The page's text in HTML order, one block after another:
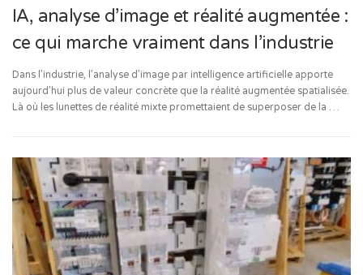
IA, analyse d’image et réalité augmentée :
ce qui marche vraiment dans l’industrie
Dans l’industrie, l’analyse d’image par intelligence artificielle apporte
aujourd’hui plus de valeur concrète que la réalité augmentée spatialisée.
Là où les lunettes de réalité mixte promettaient de superposer de la …